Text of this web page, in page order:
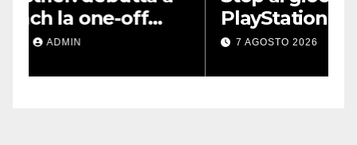
PlayStation: il nuovo avviso
di Sony è l’ennesima
7 AGOSTO 2026